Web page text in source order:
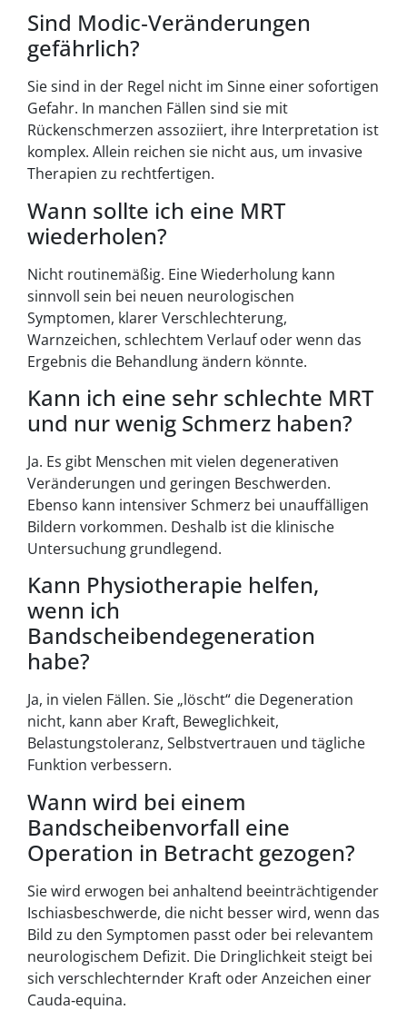
Sind Modic‑Veränderungen
gefährlich?
Sie sind in der Regel nicht im Sinne einer sofortigen
Gefahr. In manchen Fällen sind sie mit
Rückenschmerzen assoziiert, ihre Interpretation ist
komplex. Allein reichen sie nicht aus, um invasive
Therapien zu rechtfertigen.
Wann sollte ich eine MRT
wiederholen?
Nicht routinemäßig. Eine Wiederholung kann
sinnvoll sein bei neuen neurologischen
Symptomen, klarer Verschlechterung,
Warnzeichen, schlechtem Verlauf oder wenn das
Ergebnis die Behandlung ändern könnte.
Kann ich eine sehr schlechte MRT
und nur wenig Schmerz haben?
Ja. Es gibt Menschen mit vielen degenerativen
Veränderungen und geringen Beschwerden.
Ebenso kann intensiver Schmerz bei unauffälligen
Bildern vorkommen. Deshalb ist die klinische
Untersuchung grundlegend.
Kann Physiotherapie helfen,
wenn ich
Bandscheibendegeneration
habe?
Ja, in vielen Fällen. Sie „löscht“ die Degeneration
nicht, kann aber Kraft, Beweglichkeit,
Belastungstoleranz, Selbstvertrauen und tägliche
Funktion verbessern.
Wann wird bei einem
Bandscheibenvorfall eine
Operation in Betracht gezogen?
Sie wird erwogen bei anhaltend beeinträchtigender
Ischiasbeschwerde, die nicht besser wird, wenn das
Bild zu den Symptomen passt oder bei relevantem
neurologischem Defizit. Die Dringlichkeit steigt bei
sich verschlechternder Kraft oder Anzeichen einer
Cauda‑equina.